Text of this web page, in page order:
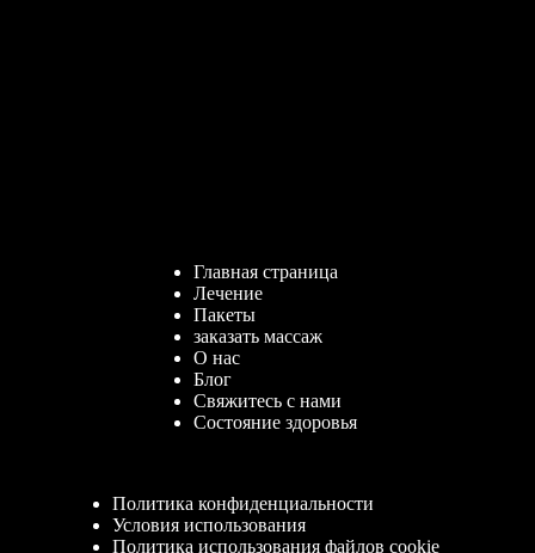
Главная страница
Лечение
Пакеты
заказать массаж
О нас
Блог
Свяжитесь с нами
Состояние здоровья
Политика конфиденциальности
Условия использования
Политика использования файлов cookie